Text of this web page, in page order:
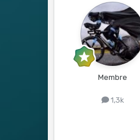
Membre
1,3k